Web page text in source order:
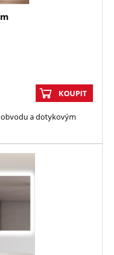
KOUPIT
obvodu a dotykovým